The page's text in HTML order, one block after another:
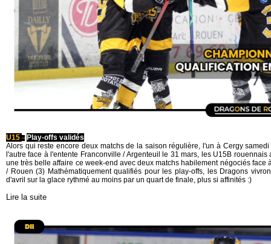
U15 ~ Play-offs validés
Alors qui reste encore deux matchs de la saison régulière, l'un à Cergy
l'autre face à l'entente Franconville / Argenteuil le 31 mars, les U15B rouennais
une très belle affaire ce week-end avec deux matchs habilement négociés face
/ Rouen (3) Mathématiquement qualifiés pour les play-offs, les Dragons
d'avril sur la glace rythmé au moins par un quart de finale, plus si affinités :)
Lire la suite